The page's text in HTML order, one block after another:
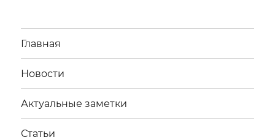
Главная
Новости
Актуальные заметки
Статьи